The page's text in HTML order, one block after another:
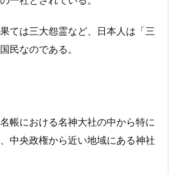
ては三大怨霊など、日本人は「三
民なのである。
帳における名神大社の中から特に
中央政権から近い地域にある神社